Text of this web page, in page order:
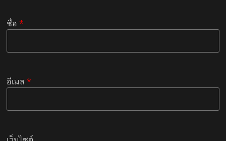
ชื่อ*
อีเมล*